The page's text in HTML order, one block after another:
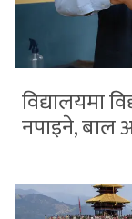
विद्यालयमा
नपाइने, बाल